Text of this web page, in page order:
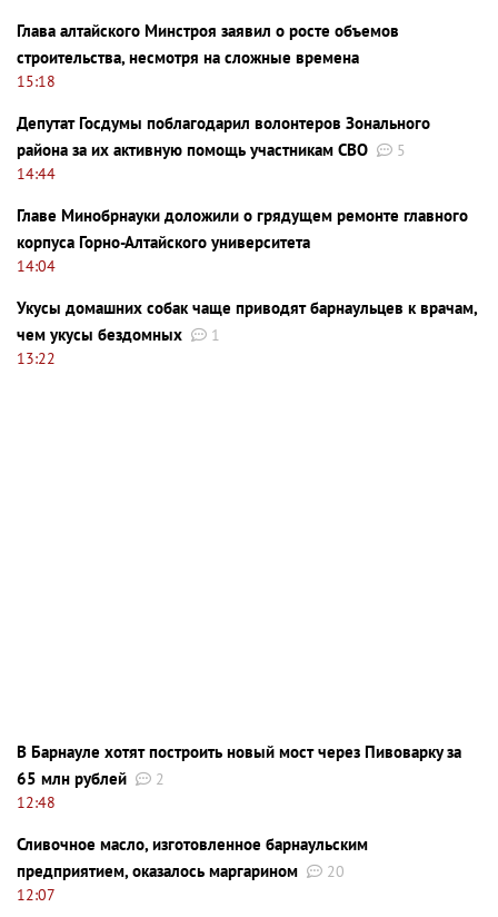
Глава алтайского Минстроя заявил о росте объемов
строительства, несмотря на сложные времена
15:18
Депутат Госдумы поблагодарил волонтеров Зонального
района за их активную помощь участникам СВО
5
14:44
Главе Минобрнауки доложили о грядущем ремонте главного
корпуса Горно-Алтайского университета
14:04
Укусы домашних собак чаще приводят барнаульцев к врачам,
чем укусы бездомных
1
13:22
В Барнауле хотят построить новый мост через Пивоварку за
65 млн рублей
2
12:48
Сливочное масло, изготовленное барнаульским
предприятием, оказалось маргарином
20
12:07